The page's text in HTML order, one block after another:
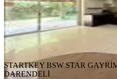
17.400.000 ₺
STARTKEY BSW STAR
Ara
STARTKEY BSW STAR
DARENDELİ